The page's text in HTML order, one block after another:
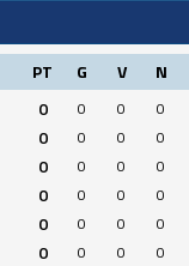
PT G V N
0 0 0 0
0 0 0 0
0 0 0 0
0 0 0 0
0 0 0 0
0 0 0 0